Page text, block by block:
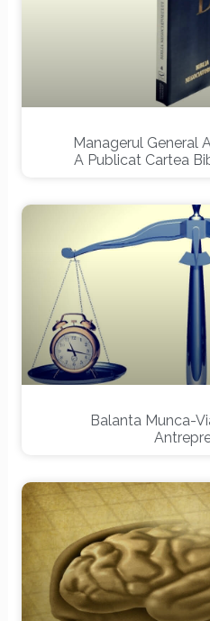
Managerul General
A Publicat Cartea
Balanta Munca-